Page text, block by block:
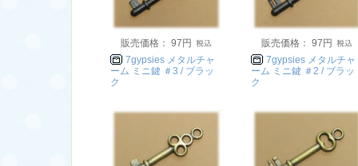
販売価格： 97円
7gypsies メタルチャ
ーム ミニ鍵 ＃3 / ブラッ
ク
販売価格： 97円
7gypsies メタルチャ
ーム ミニ鍵 ＃2 / ブラッ
ク